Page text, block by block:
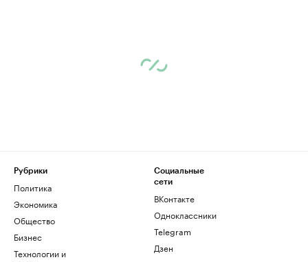
Рубрики
Политика
Экономика
Общество
Бизнес
Технологии и
Социальные
сети
ВКонтакте
Одноклассники
Telegram
Дзен